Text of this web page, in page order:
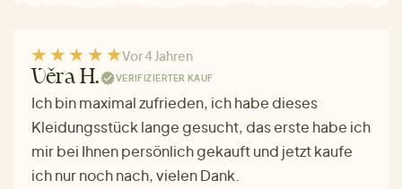
Vor 4 Jahren
Věra H. VERIFIZIERTER KAUF
Ich bin maximal zufrieden, ich habe dieses
Kleidungsstück lange gesucht, das erste habe ich
mir bei Ihnen persönlich gekauft und jetzt kaufe
ich nur noch nach, vielen Dank.